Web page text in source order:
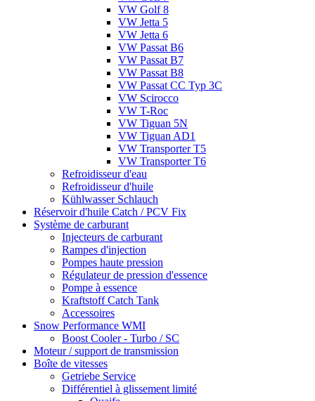
VW Golf 8
VW Jetta 5
VW Jetta 6
VW Passat B6
VW Passat B7
VW Passat B8
VW Passat CC Typ 3C
VW Scirocco
VW T-Roc
VW Tiguan 5N
VW Tiguan AD1
VW Transporter T5
VW Transporter T6
Refroidisseur d'eau
Refroidisseur d'huile
Kühlwasser Schlauch
Réservoir d'huile Catch / PCV Fix
Système de carburant
Injecteurs de carburant
Rampes d'injection
Pompes haute pression
Régulateur de pression d'essence
Pompe à essence
Kraftstoff Catch Tank
Accessoires
Snow Performance WMI
Boost Cooler - Turbo / SC
Moteur / support de transmission
Boîte de vitesses
Getriebe Service
Différentiel à glissement limité